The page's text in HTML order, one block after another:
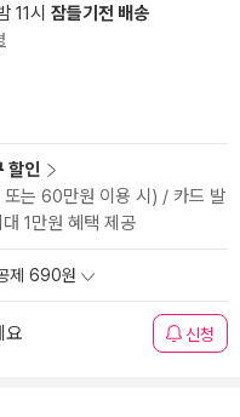
11시 잠들기전 배송
할인
는 60만원 이용 시) / 카드 발
1만원 혜택 제공
제 690원
요 신청